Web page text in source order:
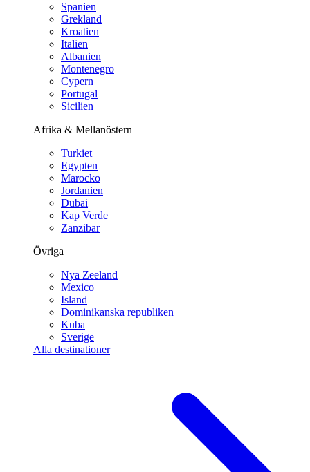
Spanien
Grekland
Kroatien
Italien
Albanien
Montenegro
Cypern
Portugal
Sicilien
Afrika & Mellanöstern
Turkiet
Egypten
Marocko
Jordanien
Dubai
Kap Verde
Zanzibar
Övriga
Nya Zeeland
Mexico
Island
Dominikanska republiken
Kuba
Sverige
Alla destinationer